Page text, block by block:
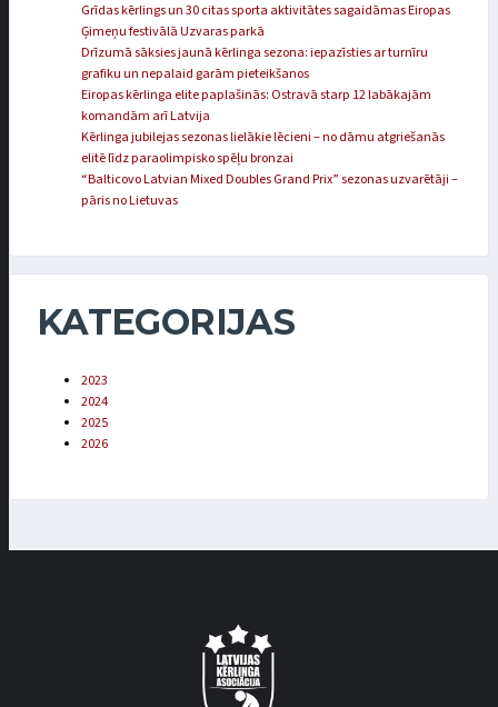
Grīdas kērlings un 30 citas sporta aktivitātes sagaidāmas Eiropas
Ģimeņu festivālā Uzvaras parkā
Drīzumā sāksies jaunā kērlinga sezona: iepazīsties ar turnīru
grafiku un nepalaid garām pieteikšanos
Eiropas kērlinga elite paplašinās: Ostravā starp 12 labākajām
komandām arī Latvija
Kērlinga jubilejas sezonas lielākie lēcieni – no dāmu atgriešanās
elitē līdz paraolimpisko spēļu bronzai
“Balticovo Latvian Mixed Doubles Grand Prix” sezonas uzvarētāji –
pāris no Lietuvas
KATEGORIJAS
2023
2024
2025
2026